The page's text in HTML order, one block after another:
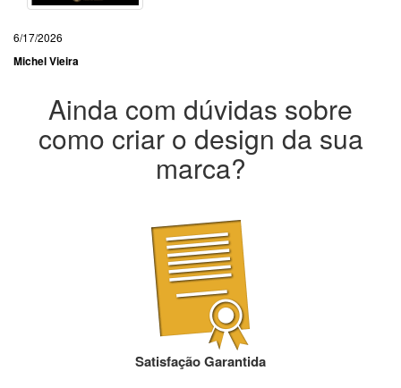
6/17/2026
Michel Vieira
Ainda com dúvidas sobre
como criar o design da sua
marca?
Satisfação Garantida